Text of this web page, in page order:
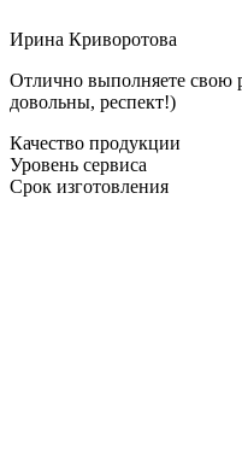
Ирина Криворотова
Отлично выполняете свою
довольны, респект!)
Качество продукции
Уровень сервиса
Срок изготовления